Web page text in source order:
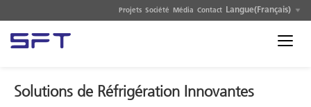
Projets Société Média Contact Langue(Français)
Solutions de Réfrigération Innovantes